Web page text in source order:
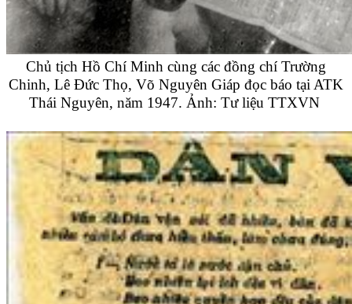
Chủ tịch Hồ Chí Minh cùng các đồng chí Trường
Chinh, Lê Đức Thọ, Võ Nguyên Giáp đọc báo tại ATK
Thái Nguyên, năm 1947. Ảnh: Tư liệu TTXVN